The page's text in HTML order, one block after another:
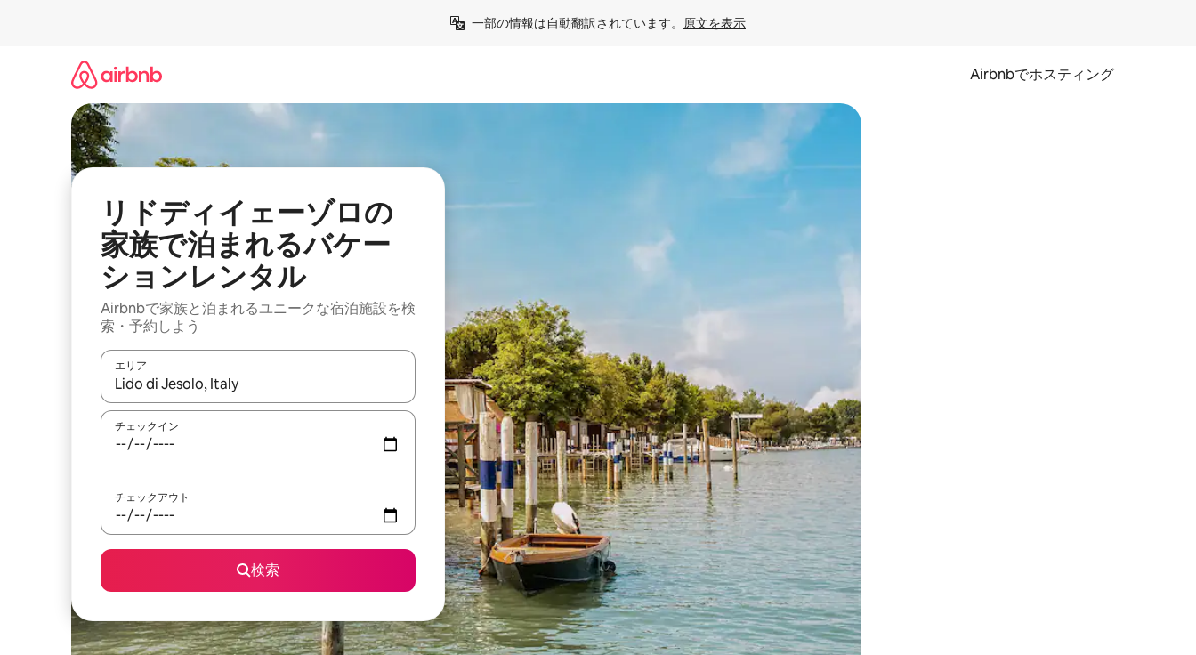
一部の情報は自動翻訳されています。 原文を表示
Airbnbでホスティング
リドディイェーゾロの
家族で泊まれるバケー
ションレンタル
Airbnbで家族と泊まれるユニークな宿泊施設を検
索・予約しよう
エリア
検索結果が表示されたら、上下の矢印キーを使って移動するか、画面をタッチまたはスワイプして検索結果を確認することができます。
チェックイン
チェックアウト
検索